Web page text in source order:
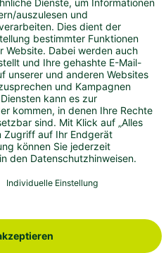
Compliance© 2026 - WestLotto.de
SPASS.